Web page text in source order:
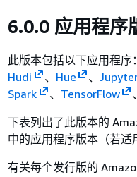
6.0.0 应用程序
此版本包括以下应用程序：
Hudi
、 Hue 、
Spark
、 TensorFlow 、
下表列出了此版本的
中的应用程序版本（若适
有关每个发行版的